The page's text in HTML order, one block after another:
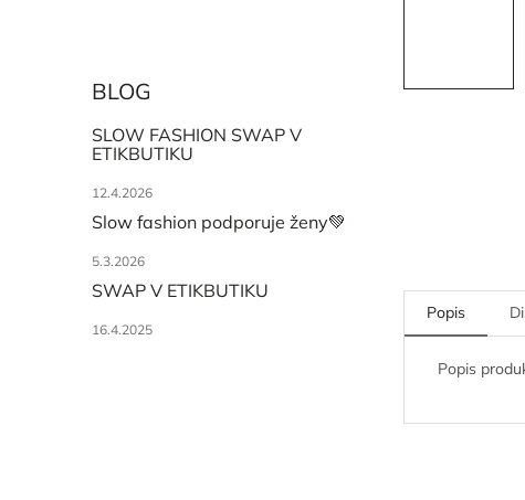
BLOG
SLOW FASHION SWAP V
ETIKBUTIKU
12.4.2026
Slow fashion podporuje ženy💚
5.3.2026
SWAP V ETIKBUTIKU
16.4.2025
Popis
Popis